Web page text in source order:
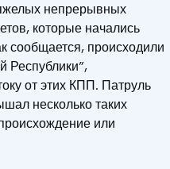
непрерывных
которые начались
сообщается, происходили
Республики”,
от этих КПП. Патруль
несколько таких
или